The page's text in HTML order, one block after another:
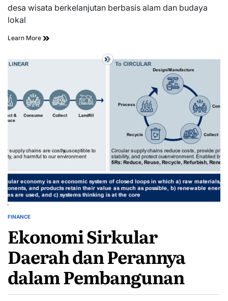
read
time
desa wisata berkelanjutan berbasis alam dan budaya
lokal
Learn More
POSTED
FINANCE
Ekonomi Sirkular
Daerah dan Perannya
dalam Pembangunan